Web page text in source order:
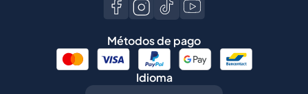
Métodos de pago
Idioma